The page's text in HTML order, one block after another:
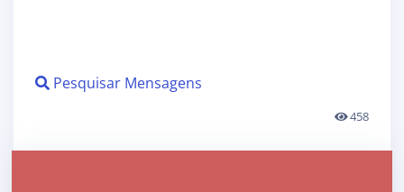
Pesquisar Mensagens
458